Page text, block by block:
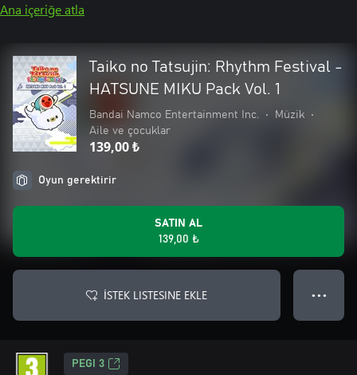
Ana içeriğe atla
Taiko no Tatsujin: Rhythm Festival -
HATSUNE MIKU Pack Vol. 1
Bandai Namco Entertainment Inc. • Müzik
•
Aile ve çocuklar
139,00 ₺
Oyun gerektirir
SATIN AL
139,00 ₺
İSTEK LISTESINE EKLE ● ● ●
PEGI 3